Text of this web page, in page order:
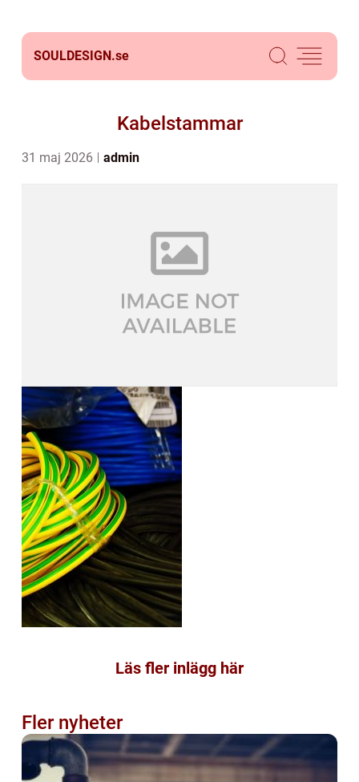
SOULDESIGN.se
Kabelstammar
31 maj 2026 admin
Läs fler inlägg här
Fler nyheter